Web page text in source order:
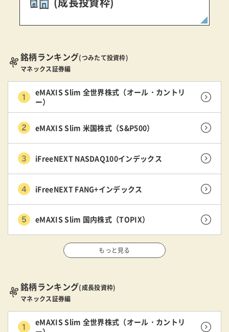
銘柄ランキング(つみたて投資枠)
マネックス証券編
eMAXIS Slim 全世界株式（オール・カントリ
ー）
eMAXIS Slim 米国株式（S&P500）
iFreeNEXT NASDAQ100インデックス
iFreeNEXT FANG+インデックス
eMAXIS Slim 国内株式（TOPIX）
もっと見る
銘柄ランキング(成長投資枠)
マネックス証券編
eMAXIS Slim 全世界株式（オール・カントリ